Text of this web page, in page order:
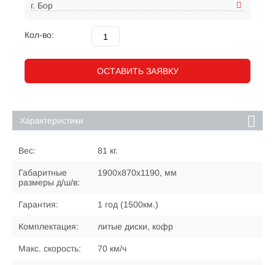
г. Бор
Кол-во:
ОСТАВИТЬ ЗАЯВКУ
Характеристики
Вес: 81 кг.
Габаритные
размеры д/ш/в:
1900х870х1190, мм
Гарантия: 1 год (1500км.)
Комплектация: литые диски, кофр
Макс. скорость: 70 км/ч